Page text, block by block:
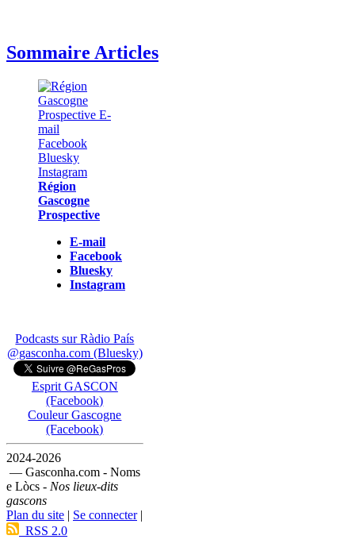
Sommaire Articles
Région
Gascogne
Prospective
E-mail
Facebook
Bluesky
Instagram
Podcasts sur Ràdio País
@gasconha.com (Bluesky)
Esprit GASCON
(Facebook)
Couleur Gascogne
(Facebook)
2024-2026
— Gasconha.com - Noms
e Lòcs - Nos lieux-dits
gascons
Plan du site | Se connecter|
RSS 2.0